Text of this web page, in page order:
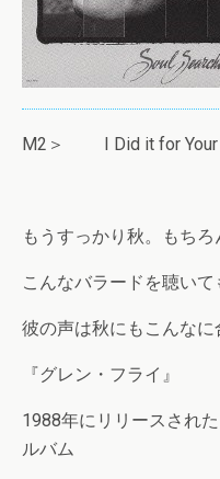
M2＞ I Did it for
もうすっかり秋。もちろ
こんなバラードを聴いて
彼の声は秋にもこんなに
『グレン・フライ』
1988年にリリースされ
ルバム